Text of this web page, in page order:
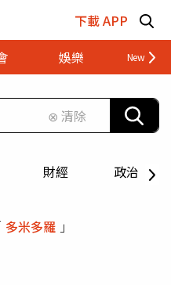
下載 APP
娛樂 財經
⊗ 清除
財經 政治
多米多羅 」